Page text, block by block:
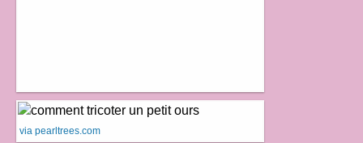
via pearltrees.com